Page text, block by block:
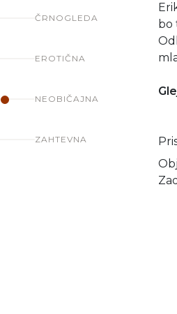
ČRNOGLEDA
EROTIČNA
NEOBIČAJNA
ZAHTEVNA
bo